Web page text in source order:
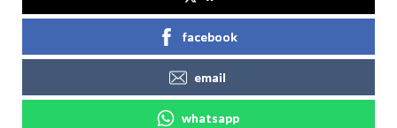
facebook
email
whatsapp